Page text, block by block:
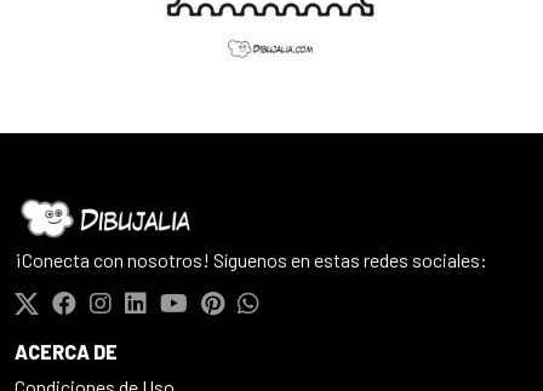
¡Conecta con nosotros! Síguenos en estas redes sociales:
ACERCA DE